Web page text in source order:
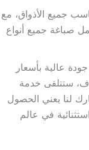
جميع الأذواق، مع
صباغة جميع أنواع
عالية بأسعار
ستتلقى خدمة
لنا يعني الحصول
في عالم